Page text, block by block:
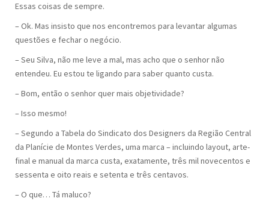
Essas coisas de sempre.
– Ok. Mas insisto que nos encontremos para levantar algumas
questões e fechar o negócio.
– Seu Silva, não me leve a mal, mas acho que o senhor não
entendeu. Eu estou te ligando para saber quanto custa.
– Bom, então o senhor quer mais objetividade?
– Isso mesmo!
– Segundo a Tabela do Sindicato dos Designers da Região Central
da Planície de Montes Verdes, uma marca – incluindo layout, arte-
final e manual da marca custa, exatamente, três mil novecentos e
sessenta e oito reais e setenta e três centavos.
– O que… Tá maluco?